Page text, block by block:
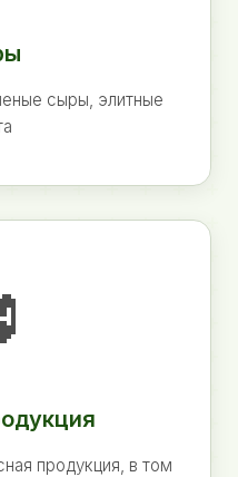
сыры, элитные
продукция, в том